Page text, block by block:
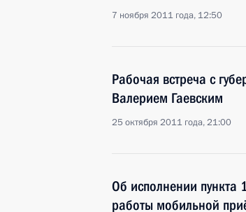
7 ноября 2011 года, 12:50
Рабочая встреча с
Валерием Гаевским
25 октября 2011 года, 21:00
Об исполнении пункта
работы мобильной